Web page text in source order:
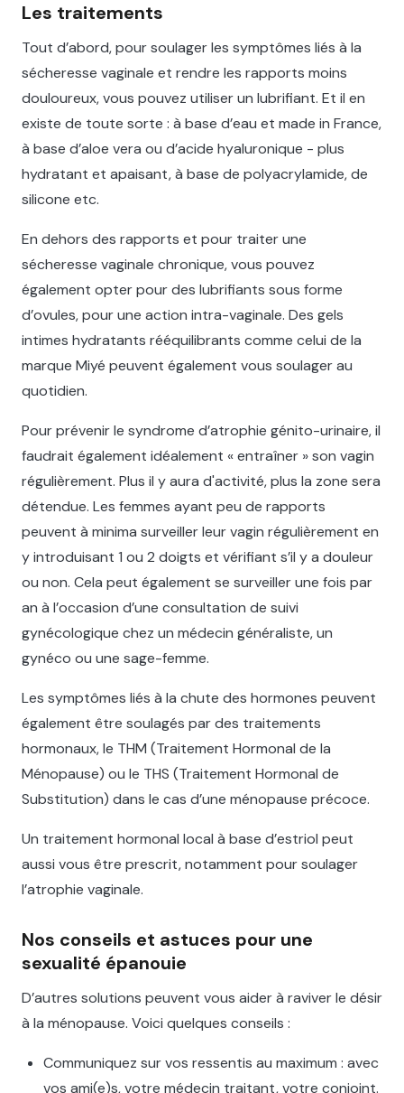
Les traitements
Tout d’abord, pour soulager les symptômes liés à la
sécheresse vaginale et rendre les rapports moins
douloureux, vous pouvez utiliser un lubrifiant. Et il en
existe de toute sorte : à base d’eau et made in France,
à base d’aloe vera ou d’acide hyaluronique - plus
hydratant et apaisant, à base de polyacrylamide, de
silicone etc.
En dehors des rapports et pour traiter une
sécheresse vaginale chronique, vous pouvez
également opter pour des lubrifiants sous forme
d’ovules, pour une action intra-vaginale. Des gels
intimes hydratants rééquilibrants comme celui de la
marque Miyé peuvent également vous soulager au
quotidien.
Pour prévenir le syndrome d’atrophie génito-urinaire, il
faudrait également idéalement « entraîner » son vagin
régulièrement. Plus il y aura d'activité, plus la zone sera
détendue. Les femmes ayant peu de rapports
peuvent à minima surveiller leur vagin régulièrement en
y introduisant 1 ou 2 doigts et vérifiant s’il y a douleur
ou non. Cela peut également se surveiller une fois par
an à l’occasion d’une consultation de suivi
gynécologique chez un médecin généraliste, un
gynéco ou une sage-femme.
Les symptômes liés à la chute des hormones peuvent
également être soulagés par des traitements
hormonaux, le THM (Traitement Hormonal de la
Ménopause) ou le THS (Traitement Hormonal de
Substitution) dans le cas d’une ménopause précoce.
Un traitement hormonal local à base d’estriol peut
aussi vous être prescrit, notamment pour soulager
l’atrophie vaginale.
Nos conseils et astuces pour une
sexualité épanouie
D’autres solutions peuvent vous aider à raviver le désir
à la ménopause. Voici quelques conseils :
Communiquez sur vos ressentis au maximum : avec
vos ami(e)s, votre médecin traitant, votre conjoint.